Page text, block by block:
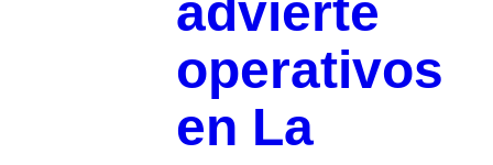
advierte
operativos
en La